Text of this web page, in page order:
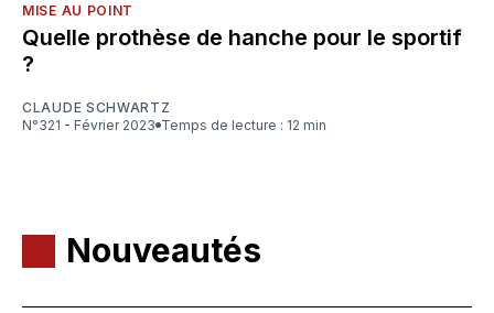
MISE AU POINT
Quelle prothèse de hanche pour le sportif
?
CLAUDE SCHWARTZ
N°321 - Février 2023
Temps de lecture : 12 min
Nouveautés